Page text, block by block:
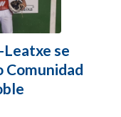
se
Comunidad